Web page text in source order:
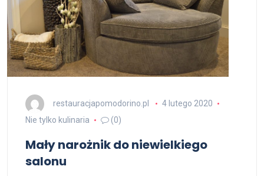
restauracjapomodorino.pl
4 lutego 2020
Nie tylko kulinaria
(0)
Mały narożnik do niewielkiego
salonu